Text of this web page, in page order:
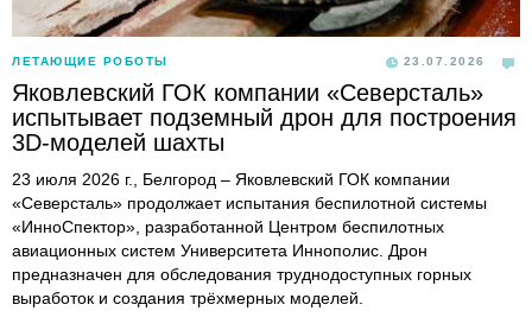
ЛЕТАЮЩИЕ РОБОТЫ 23.07.2026
Яковлевский ГОК компании «Северсталь»
испытывает подземный дрон для построения
3D-моделей шахты
23 июля 2026 г., Белгород – Яковлевский ГОК компании
«Северсталь» продолжает испытания беспилотной системы
«ИнноСпектор», разработанной Центром беспилотных
авиационных систем Университета Иннополис. Дрон
предназначен для обследования труднодоступных горных
выработок и создания трёхмерных моделей.